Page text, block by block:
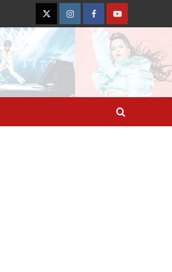
TwitterInstagramFacebookYouTube